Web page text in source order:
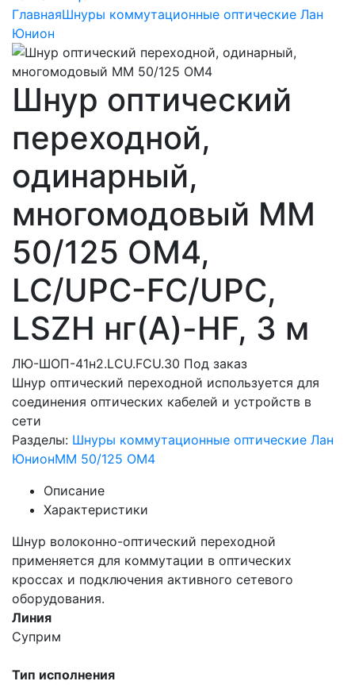
ГлавнаяШнуры коммутационные оптические Лан
Юнион
Шнур оптический
переходной,
одинарный,
многомодовый MM
50/125 OM4,
LC/UPC-FC/UPC,
LSZH нг(A)-HF, 3 м
ЛЮ-ШОП-41н2.LCU.FCU.30 Под заказ
Шнур оптический переходной используется для
соединения оптических кабелей и устройств в
сети
Разделы: Шнуры коммутационные оптические Лан
ЮнионMM 50/125 OM4
Описание
Характеристики
Шнур волоконно-оптический переходной
применяется для коммутации в оптических
кроссах и подключения активного сетевого
оборудования.
Линия
Суприм
Тип исполнения